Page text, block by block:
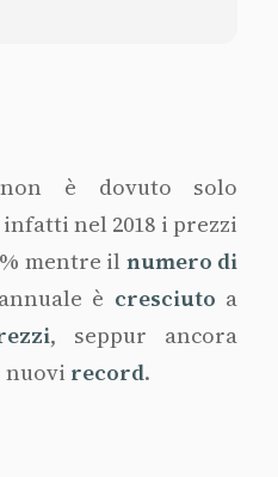
è dovuto solo
nel 2018 i prezzi
mentre il numero di
è cresciuto a
, seppur ancora
nuovi record.